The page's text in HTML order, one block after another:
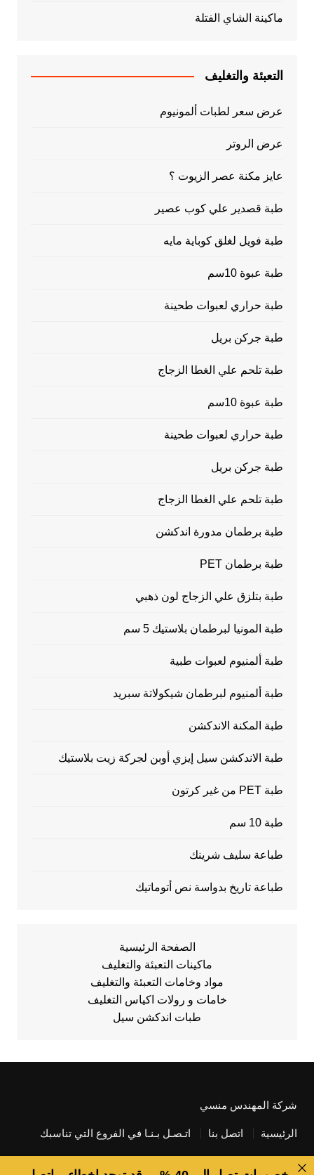
ماكينة الشاي الفتلة
التعبئة والتغليف
عرض سعر لطبات ألمونيوم
عرض الروتر
عايز مكنة عصر الزيوت ؟
طبة قصدير علي كوب عصير
طبة فويل لغلق كوباية مايه
طبة عبوة 10سم
طبة حراري لعبوات طحينة
طبة جركن بريل
طبة تلحم علي الغطا الزجاج
طبة عبوة 10سم
طبة حراري لعبوات طحينة
طبة جركن بريل
طبة تلحم علي الغطا الزجاج
طبة برطمان مدورة اندكشن
طبة برطمان PET
طبة بتلزق علي الزجاج لون ذهبي
طبة المونيا لبرطمان بلاستيك 5 سم
طبة ألمنيوم لعبوات طبية
طبة ألمنيوم لبرطمان شيكولاتة سبريد
طبة المكنة الاندكشن
طبة الاندكشن سيل إيزي أوبن لجركة زيت بلاستيك
طبة PET من غير كرتون
طبة 10 سم
طباعة سليف شرينك
طباعة تاريخ بدواسة نص أتوماتيك
الصفحة الرئيسية
ماكينات التعبئة والتغليف
مواد وخامات التعبئة والتغليف
خامات و رولات اكياس التغليف
طبات اندكشن سيل
شركة المهندس منسي
الرئيسية اتصل بنا اتـصـل بـنـا في الفروع التي تناسبك